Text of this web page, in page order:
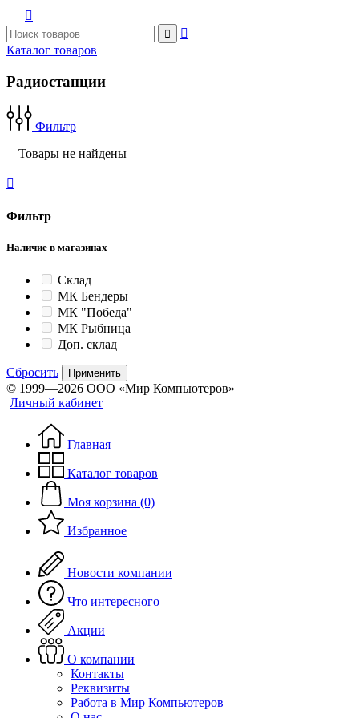



Каталог товаров
Радиостанции
Фильтр
Товары не найдены

Фильтр
Наличие в магазинах
Склад
МК Бендеры
МК "Победа"
МК Рыбница
Доп. склад
Сбросить Применить
© 1999—2026 ООО «Мир Компьютеров»
Личный кабинет
Главная
Каталог товаров
Моя корзина (0)
Избранное
Новости компании
Что интересного
Акции
О компании
Контакты
Реквизиты
Работа в Мир Компьютеров